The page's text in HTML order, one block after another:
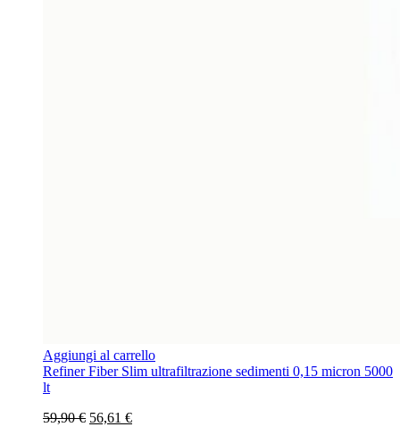
Aggiungi al carrello
Refiner Fiber Slim ultrafiltrazione sedimenti 0,15 micron 5000
lt
59,90 € 56,61 €